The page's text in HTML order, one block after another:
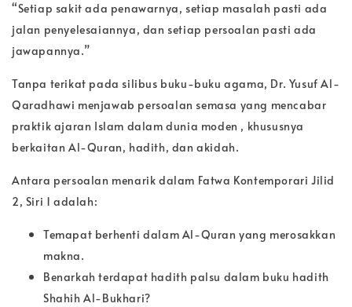
“Setiap sakit ada penawarnya, setiap masalah pasti ada
jalan penyelesaiannya, dan setiap persoalan pasti ada
jawapannya.”
Tanpa terikat pada silibus buku-buku agama, Dr. Yusuf Al-
Qaradhawi menjawab persoalan semasa yang mencabar
praktik ajaran Islam dalam dunia moden , khususnya
berkaitan Al-Quran, hadith, dan akidah.
Antara persoalan menarik dalam Fatwa Kontemporari Jilid
2, Siri 1 adalah:
Temapat berhenti dalam Al-Quran yang merosakkan
makna.
Benarkah terdapat hadith palsu dalam buku hadith
Shahih Al-Bukhari?